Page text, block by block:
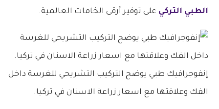
الطبي التركي على توفير أرقى الخامات العالمية.
إنفوجرافيك طبي يوضح التركيب التشريحي للغرسة داخل
الفك وعلاقتها مع اسعار زراعة الاسنان في تركيا.